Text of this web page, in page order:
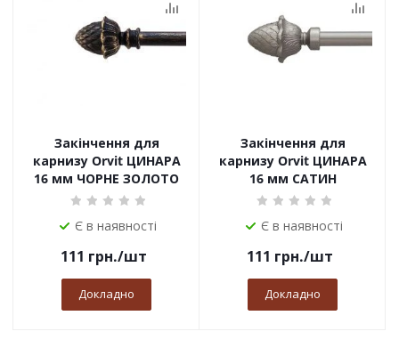
Закінчення для
карнизу Orvit ЦИНАРА
16 мм ЧОРНЕ ЗОЛОТО
Є в наявності
111 грн./шт
Докладно
Закінчення для
карнизу Orvit ЦИНАРА
16 мм САТИН
Є в наявності
111 грн./шт
Докладно